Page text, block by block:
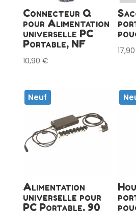
Connecteur Q
pour Alimentation
universelle PC
Portable, NF
10,90 €
Neuf
Alimentation
universelle pour
PC Portable, 90